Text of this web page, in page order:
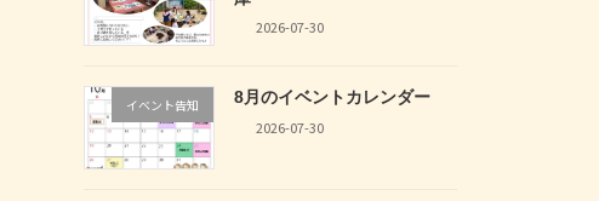
2026-07-30
イベント告知
8月のイベントカレンダー
2026-07-30